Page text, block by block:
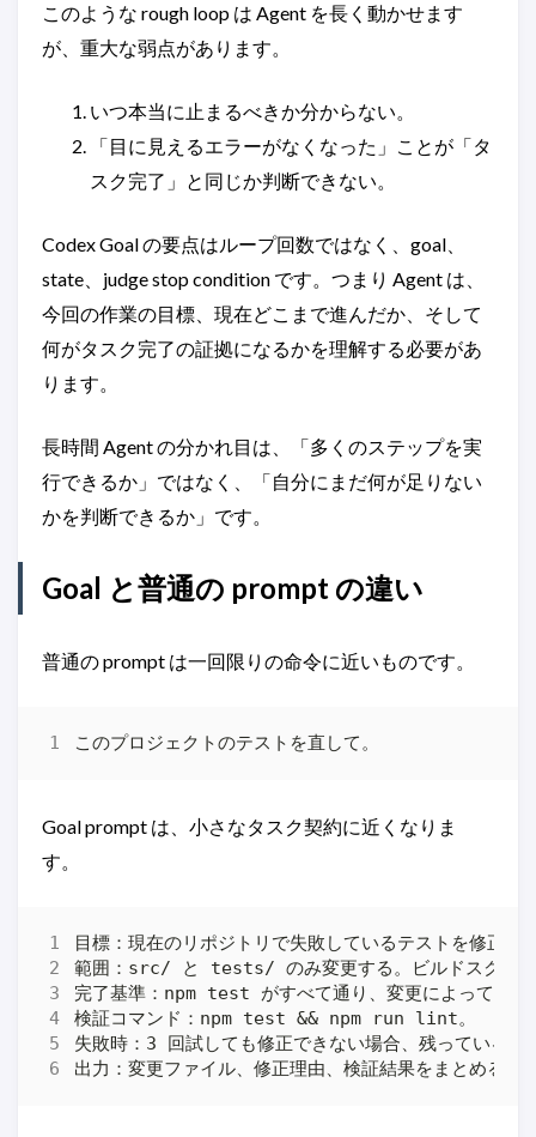
このような rough loop は Agent を長く動かせます
が、重大な弱点があります。
いつ本当に止まるべきか分からない。
「目に見えるエラーがなくなった」ことが「タ
スク完了」と同じか判断できない。
Codex Goal の要点はループ回数ではなく、goal、
state、judge stop condition です。つまり Agent は、
今回の作業の目標、現在どこまで進んだか、そして
何がタスク完了の証拠になるかを理解する必要があ
ります。
長時間 Agent の分かれ目は、「多くのステップを実
行できるか」ではなく、「自分にまだ何が足りない
かを判断できるか」です。
Goal と普通の prompt の違い
普通の prompt は一回限りの命令に近いものです。
Goal prompt は、小さなタスク契約に近くなりま
す。